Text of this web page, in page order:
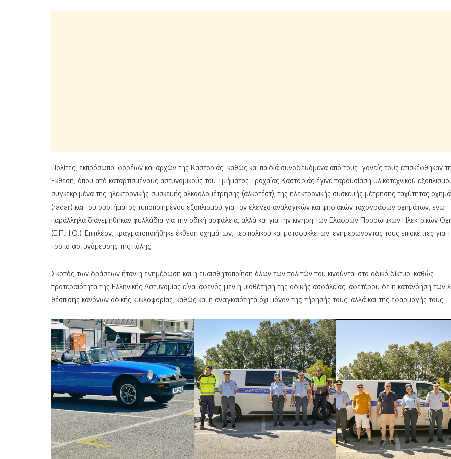
Πολίτες, εκπρόσωποι φορέων και αρχών της Καστοριάς, καθώς και παιδιά συνοδευόμενα από τους γονείς τους επισκέφθηκαν
Έκθεση, όπου από καταρτισμένους αστυνομικούς του Τμήματος Τροχαίας Καστοριάς έγινε παρουσίαση υλικοτεχνικού
συγκεκριμένα της ηλεκτρονικής συσκευής αλκοολομέτρησης (αλκοτέστ), της ηλεκτρονικής συσκευής μέτρησης ταχύτητας
(radar) και του συστήματος τυποποιημένου εξοπλισμού για τον έλεγχο αναλογικών και ψηφιακών ταχογράφων οχημάτων, ενώ
παράλληλα διανεμήθηκαν φυλλάδια για την οδική ασφάλεια, αλλά και για την κίνηση των Ελαφρών Προσωπικών Ηλεκτρικών
(Ε.Π.Η.Ο.). Επιπλέον, πραγματοποιήθηκε έκθεση οχημάτων, περιπολικού και μοτοσυκλετών, ενημερώνοντας τους επισκέπτες για
τρόπο αστυνόμευσης της πόλης.
Σκοπός των δράσεων ήταν η ενημέρωση και η ευαισθητοποίηση όλων των πολιτών που κινούνται στο οδικό δίκτυο, καθώς
προτεραιότητα της Ελληνικής Αστυνομίας είναι αφενός μεν η υιοθέτηση της οδικής ασφάλειας, αφετέρου δε η κατανόηση των
θέσπισης κανόνων οδικής κυκλοφορίας, καθώς και η αναγκαιότητα όχι μόνον της τήρησής τους, αλλά και της εφαρμογής τους.